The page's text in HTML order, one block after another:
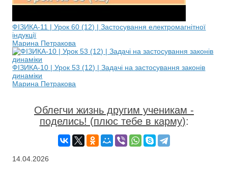
ФІЗИКА-11 | Урок 60 (12) | Застосування електромагнітної
індукції
Марина Петракова
ФІЗИКА-10 | Урок 53 (12) | Задачі на застосування законів
динаміки
Марина Петракова
Облегчи жизнь другим ученикам -
поделись! (плюс тебе в карму):
14.04.2026